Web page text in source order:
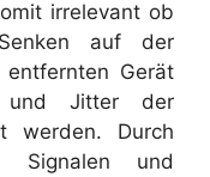
irrelevant ob
auf der
Gerät
und Jitter der
werden. Durch
Signalen und